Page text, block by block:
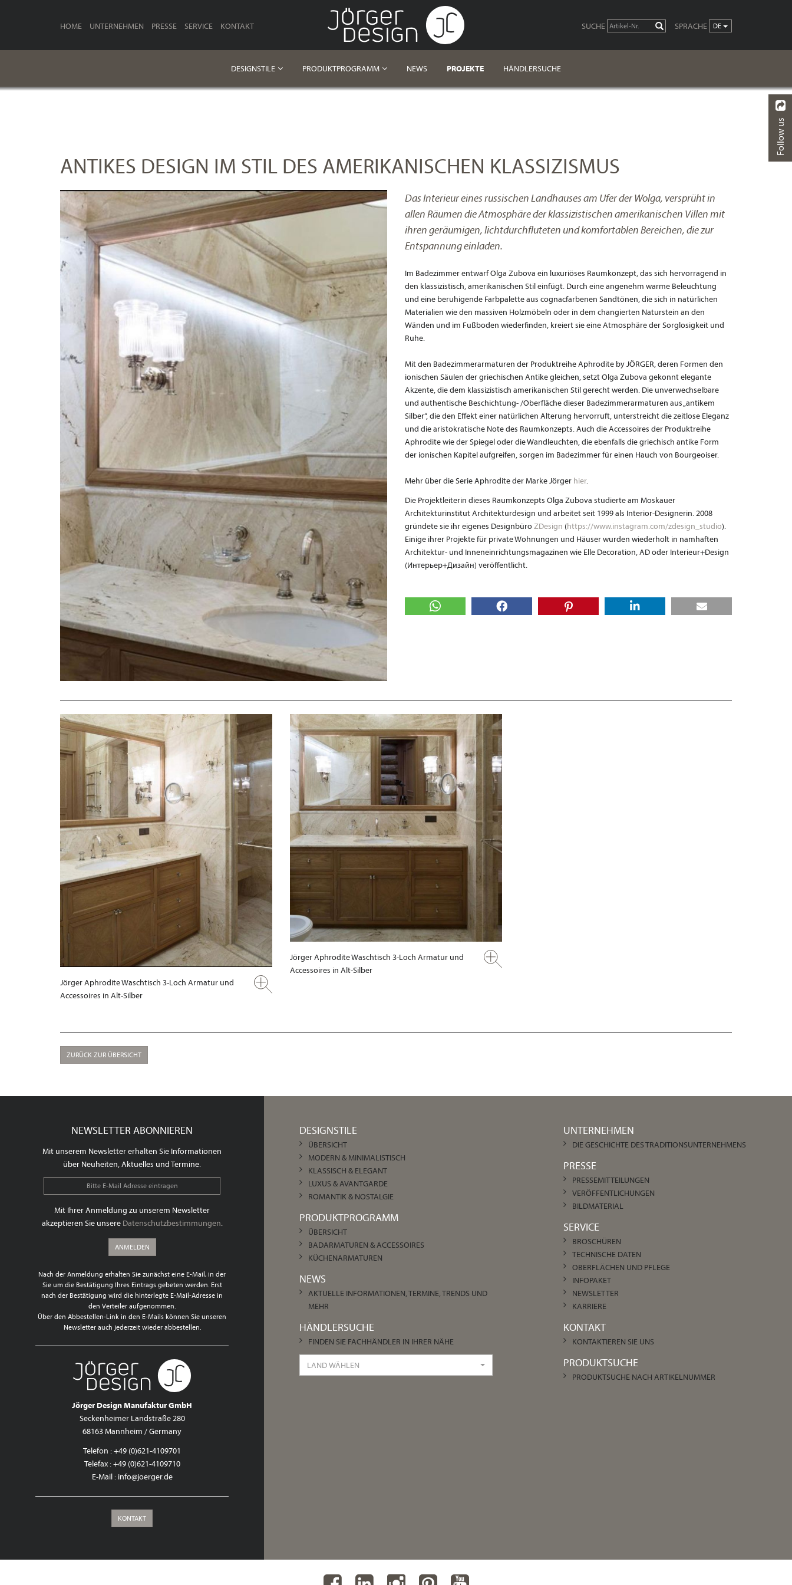
HOME UNTERNEHMEN PRESSE SERVICE KONTAKT SPRACHE DE
SUCHE LOS
DESIGNSTILE PRODUKTPROGRAMM NEWS PROJEKTE HÄNDLERSUCHE
ANTIKES DESIGN IM STIL DES AMERIKANISCHEN KLASSIZISMUS
Das Interieur eines russischen Landhauses am Ufer der Wolga, versprüht in
allen Räumen die Atmosphäre der klassizistischen amerikanischen Villen mit
ihren geräumigen, lichtdurchfluteten und komfortablen Bereichen, die zur
Entspannung einladen.
Im Badezimmer entwarf Olga Zubova ein luxuriöses Raumkonzept, das sich hervorragend in
den klassizistisch, amerikanischen Stil einfügt. Durch eine angenehm warme Beleuchtung
und eine beruhigende Farbpalette aus cognacfarbenen Sandtönen, die sich in natürlichen
Materialien wie den massiven Holzmöbeln oder in dem changierten Naturstein an den
Wänden und im Fußboden wiederfinden, kreiert sie eine Atmosphäre der Sorglosigkeit und
Ruhe.
Mit den Badezimmerarmaturen der Produktreihe Aphrodite by JÖRGER, deren Formen den
ionischen Säulen der griechischen Antike gleichen, setzt Olga Zubova gekonnt elegante
Akzente, die dem klassizistisch amerikanischen Stil gerecht werden. Die unverwechselbare
und authentische Beschichtung- /Oberfläche dieser Badezimmerarmaturen aus „antikem
Silber“, die den Effekt einer natürlichen Alterung hervorruft, unterstreicht die zeitlose Eleganz
und die aristokratische Note des Raumkonzepts. Auch die Accessoires der Produktreihe
Aphrodite wie der Spiegel oder die Wandleuchten, die ebenfalls die griechisch antike Form
der ionischen Kapitel aufgreifen, sorgen im Badezimmer für einen Hauch von Bourgeoiser.
Mehr über die Serie Aphrodite der Marke Jörger hier.
Die Projektleiterin dieses Raumkonzepts Olga Zubova studierte am Moskauer
Architekturinstitut Architekturdesign und arbeitet seit 1999 als Interior-Designerin. 2008
gründete sie ihr eigenes DesignbüroZDesign (https://www.instagram.com/zdesign_studio).
Einige ihrer Projekte für private Wohnungen und Häuser wurden wiederholt in namhaften
Architektur- und Inneneinrichtungsmagazinen wie Elle Decoration, AD oder Interieur+Design
(Интерьер+Дизайн) veröffentlicht.
Jörger Aphrodite Waschtisch 3-Loch Armatur und
Accessoires in Alt-Silber
Jörger Aphrodite Waschtisch 3-Loch Armatur und
Accessoires in Alt-Silber
ZURÜCK ZUR ÜBERSICHT
NEWSLETTER ABONNIEREN
Mit unserem Newsletter erhalten Sie Informationen
über Neuheiten, Aktuelles und Termine.
Mit Ihrer Anmeldung zu unserem Newsletter
akzeptieren Sie unsere Datenschutzbestimmungen.
ANMELDEN
Nach der Anmeldung erhalten Sie zunächst eine E-Mail, in der
Sie um die Bestätigung Ihres Eintrags gebeten werden. Erst
nach der Bestätigung wird die hinterlegte E-Mail-Adresse in
den Verteiler aufgenommen.
Über den Abbestellen-Link in den E-Mails können Sie unseren
Newsletter auch jederzeit wieder abbestellen.
Jörger Design Manufaktur GmbH
Seckenheimer Landstraße 280
68163 Mannheim / Germany
Telefon : +49 (0)621-4109701
Telefax : +49 (0)621-4109710
E-Mail : info@joerger.de
KONTAKT
DESIGNSTILE
ÜBERSICHT
MODERN & MINIMALISTISCH
KLASSISCH & ELEGANT
LUXUS & AVANTGARDE
ROMANTIK & NOSTALGIE
PRODUKTPROGRAMM
ÜBERSICHT
BADARMATUREN & ACCESSOIRES
KÜCHENARMATUREN
NEWS
AKTUELLE INFORMATIONEN, TERMINE, TRENDS UND
MEHR
HÄNDLERSUCHE
FINDEN SIE FACHHÄNDLER IN IHRER NÄHE
LAND WÄHLEN
UNTERNEHMEN
DIE GESCHICHTE DES TRADITIONSUNTERNEHMENS
PRESSE
PRESSEMITTEILUNGEN
VERÖFFENTLICHUNGEN
BILDMATERIAL
SERVICE
BROSCHÜREN
TECHNISCHE DATEN
OBERFLÄCHEN UND PFLEGE
INFOPAKET
NEWSLETTER
KARRIERE
KONTAKT
KONTAKTIEREN SIE UNS
PRODUKTSUCHE
PRODUKTSUCHE NACH ARTIKELNUMMER
Follow us